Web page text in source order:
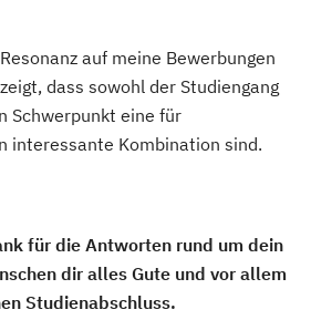
auf meine Bewerbungen
dass sowohl der Studiengang
Schwerpunkt eine für
interessante Kombination sind.
für die Antworten rund um dein
dir alles Gute und vor allem
Studienabschluss.